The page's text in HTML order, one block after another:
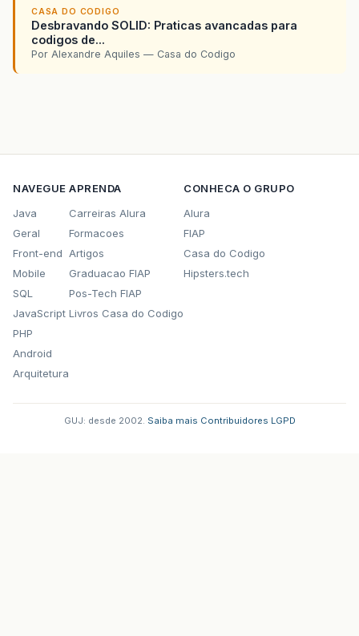
CASA DO CODIGO
Desbravando SOLID: Praticas avancadas para
codigos de...
Por Alexandre Aquiles — Casa do Codigo
NAVEGUE
Java
Geral
Front-end
Mobile
SQL
JavaScript
PHP
Android
Arquitetura
APRENDA
Carreiras Alura
Formacoes
Artigos
Graduacao FIAP
Pos-Tech FIAP
Livros Casa do Codigo
CONHECA O GRUPO
Alura
FIAP
Casa do Codigo
Hipsters.tech
GUJ: desde 2002. Saiba mais Contribuidores LGPD